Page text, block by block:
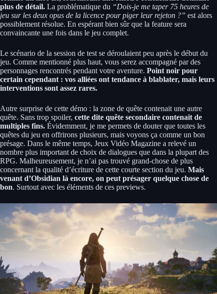
plus de détail. La problématique du “Dois-je me taper 75 heures de
jeu sur les deux opus de la licence pour piger leur rejeton ?” est alors
possiblement résolue. En espérant bien sûr que la feature sera
convaincante une fois dans le jeu complet.
Le scénario de la session de test se déroulaient peu après le début du
jeu. Comme mentionné plus haut, vous serez accompagné par des
personnages rencontrés pendant votre aventure. Point noir pour
certain cependant : vos alliées ont tendance à blablater, mais leurs
interventions sont assez rares.
Autre surprise de cette démo : la zone de quête contenait une autre
quête. Sans trop spoiler, cette dite quête secondaire contenait de
multiples fins. Évidemment, je me permets de douter que toutes les
quêtes du jeu en offrirons plusieurs, mais voyons ça comme un bon
présage. Dans le même temps, Jeux Vidéo Magazine a relevé un
nombre plus important de choix de dialogues que dans la plupart des
RPG. Malheureusement, je n’ai pas trouvé grand-chose de plus
concernant la qualité d’écriture de cette courte section du jeu. Mais
venant d’Obsidian là encore, on peut présager quelque chose de
bon. Surtout avec les éléments de ces previews.